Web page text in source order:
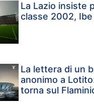
La Lazio insiste
classe 2002,
La lettera di un
anonimo a
torna sul